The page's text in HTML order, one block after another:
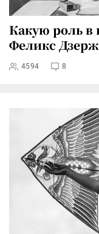
Какую роль в
Феликс
4594 8